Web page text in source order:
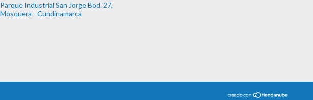
Parque Industrial San Jorge Bod. 27,
Mosquera - Cundinamarca